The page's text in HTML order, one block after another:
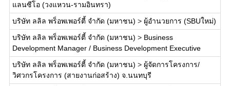
แลนซีโอ (วงแหวน-รามอินทรา)
บริษัท ลลิล พร็อพเพอร์ตี้ จำกัด (มหาชน) > ผู้อำนวยการ (SBUใหม่)
บริษัท ลลิล พร็อพเพอร์ตี้ จำกัด (มหาชน) > Business
Development Manager / Business Development Executive
บริษัท ลลิล พร็อพเพอร์ตี้ จำกัด (มหาชน) > ผู้จัดการโครงการ/
วิศวกรโครงการ (สายงานก่อสร้าง) จ.นนทบุรี